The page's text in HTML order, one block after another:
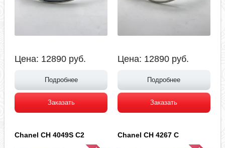
Цена: 12890 руб.
Подробнее
Заказать
Цена: 12890 руб.
Подробнее
Заказать
Chanel CH 4049S C2 Chanel CH 4267 C